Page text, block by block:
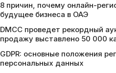
8 причин, почему онлайн-
будущее бизнеса в ОАЭ
DMCC проведет рекордный
продажу выставлено 50 000
GDPR: основные положения
персональных данных